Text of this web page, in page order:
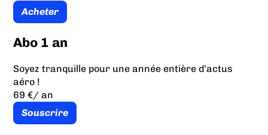
Acheter
Abo 1 an
Soyez tranquille pour une année entière d’actus
aéro !
69 €/ an
Souscrire